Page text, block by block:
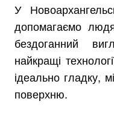
У
допомагаємо
бездоганний
найкращі
ідеально гладку,
поверхню.